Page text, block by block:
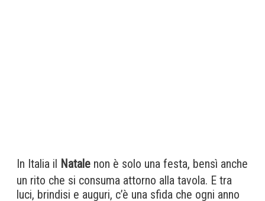
In Italia il Natale non è solo una festa, bensì anche
un rito che si consuma attorno alla tavola. E tra
luci, brindisi e auguri, c’è una sfida che ogni anno